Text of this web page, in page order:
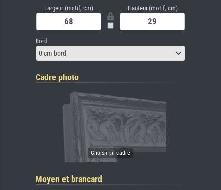
Largeur (motif, cm) Hauteur (motif, cm)
Bord
0 cm bord
Cadre photo
Moyen et brancard